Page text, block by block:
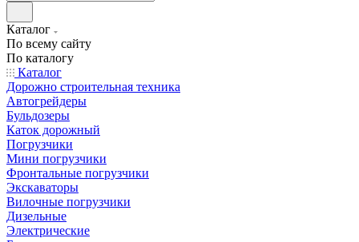
Каталог
По всему сайту
По каталогу
Каталог
Дорожно строительная техника
Автогрейдеры
Бульдозеры
Каток дорожный
Погрузчики
Мини погрузчики
Фронтальные погрузчики
Экскаваторы
Вилочные погрузчики
Дизельные
Электрические